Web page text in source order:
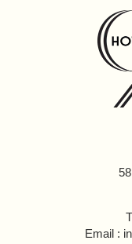
Email :